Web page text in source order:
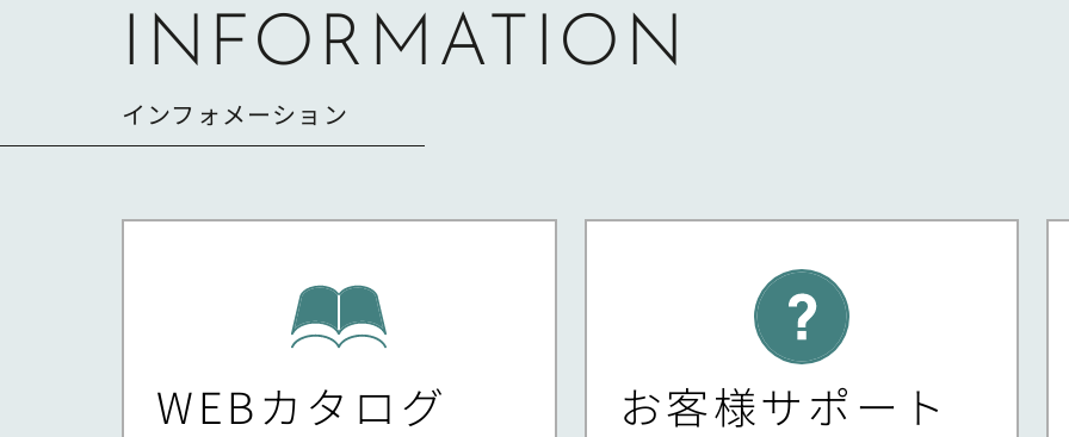
INFORMATION
インフォメーション
WEBカタログ お客様サポート